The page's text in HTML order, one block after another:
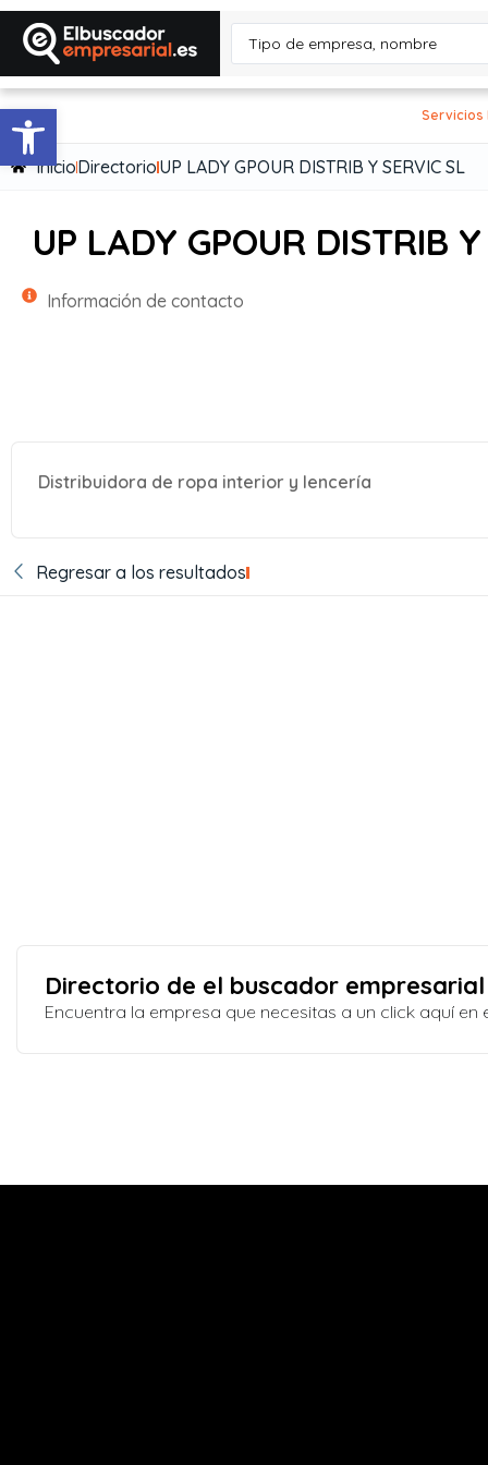
Abrir barra de herramientas Servicios
InicioDirectorioUP LADY GPOUR DISTRIB Y SERVIC SL
UP LADY GPOUR DISTRIB
Información de contacto
Distribuidora de ropa interior y lencería
Regresar a los resultados
Directorio de el buscador empresarial
Encuentra la empresa que necesitas a un click aquí